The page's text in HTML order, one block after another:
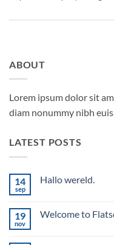
ABOUT
Lorem ipsum dolor sit
diam nonummy nibh
LATEST POSTS
14
sep
Hallo wereld.
Hallo
19
nov
Welcome to